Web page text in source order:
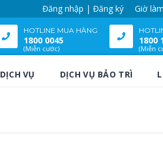
Đăng nhập | Đăng ký Giờ
HOTLINE MUA HÀNG
1800 0045
(Miễn cước)
1800
(Miễn
DỊCH VỤ DỊCH VỤ BẢO TRÌ